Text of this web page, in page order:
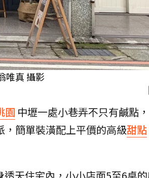
唯真 攝影
園 中壢一處小巷弄不只有鹹點
簡單裝潢配上平價的高級甜點